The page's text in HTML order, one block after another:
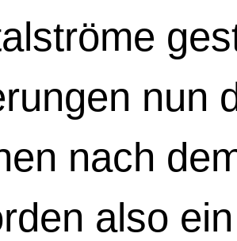
nun
nach
also